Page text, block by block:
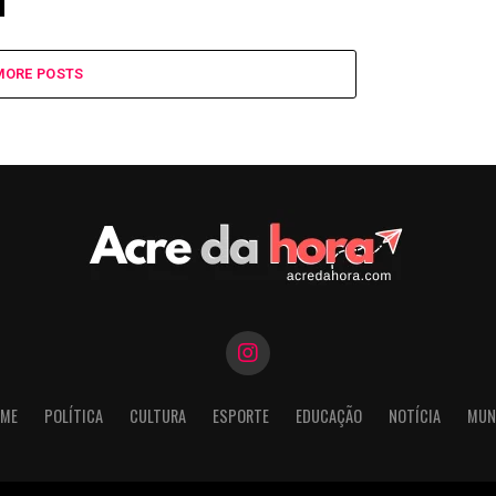
POSTS
POLÍTICA CULTURA ESPORTE EDUCAÇÃO NOTÍCIA